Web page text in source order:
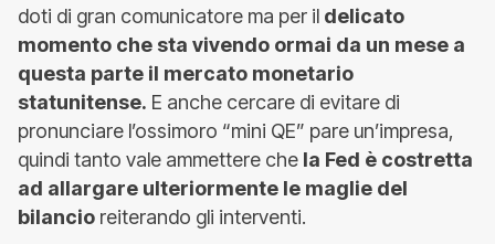
doti di gran comunicatore ma per il delicato
momento che sta vivendo ormai da un mese a
questa parte il mercato monetario
statunitense. E anche cercare di evitare di
pronunciare l’ossimoro “mini QE” pare un’impresa,
quindi tanto vale ammettere che la Fed è costretta
ad allargare ulteriormente le maglie del
bilancio reiterando gli interventi.